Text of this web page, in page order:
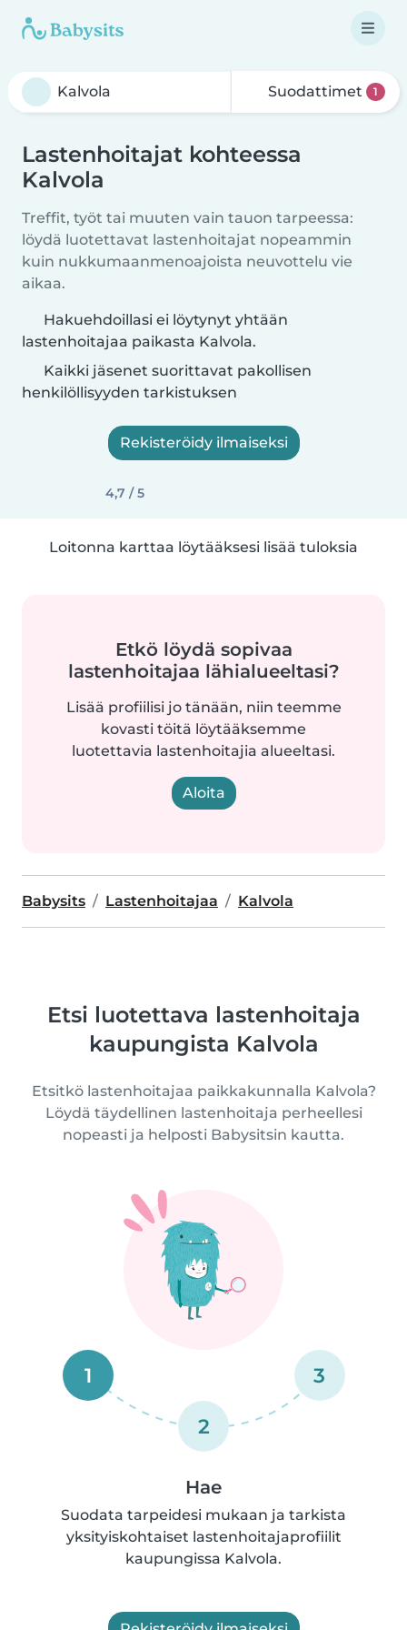
Suodattimet 1
Lastenhoitajat kohteessa
Kalvola
Treffit, työt tai muuten vain tauon tarpeessa:
löydä luotettavat lastenhoitajat nopeammin
kuin nukkumaanmenoajoista neuvottelu vie
aikaa.
Hakuehdoillasi ei löytynyt yhtään
lastenhoitajaa paikasta Kalvola.
Kaikki jäsenet suorittavat pakollisen
henkilöllisyyden tarkistuksen
Rekisteröidy ilmaiseksi
4,7 / 5
Loitonna karttaa löytääksesi lisää tuloksia
Etkö löydä sopivaa
lastenhoitajaa lähialueeltasi?
Lisää profiilisi jo tänään, niin teemme
kovasti töitä löytääksemme
luotettavia lastenhoitajia alueeltasi.
Aloita
Babysits Lastenhoitajaa Kalvola
Etsi luotettava lastenhoitaja
kaupungista Kalvola
Etsitkö lastenhoitajaa paikkakunnalla Kalvola?
Löydä täydellinen lastenhoitaja perheellesi
nopeasti ja helposti Babysitsin kautta.
1
2
3
Hae
Suodata tarpeidesi mukaan ja tarkista
yksityiskohtaiset lastenhoitajaprofiilit
kaupungissa Kalvola.